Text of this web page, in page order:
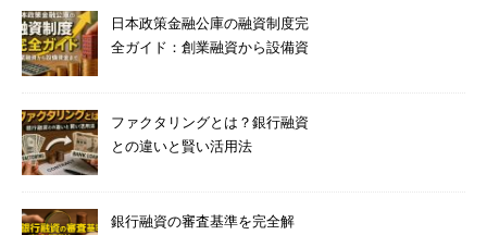
日本政策金融公庫の融資制度完
全ガイド：創業融資から設備資
ファクタリングとは？銀行融資
との違いと賢い活用法
銀行融資の審査基準を完全解